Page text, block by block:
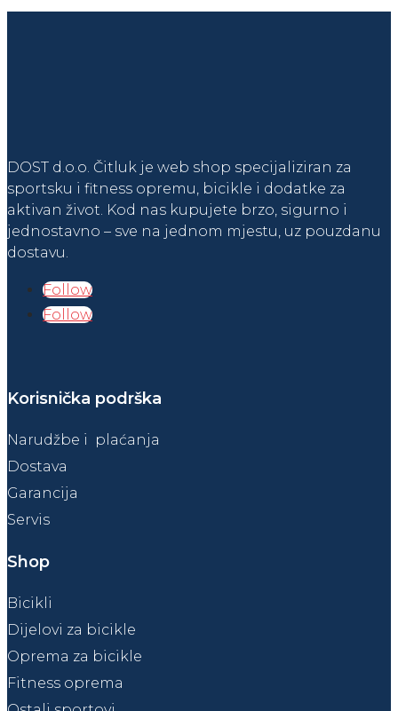
DOST d.o.o. Čitluk je web shop specijaliziran za
sportsku i fitness opremu, bicikle i dodatke za
aktivan život. Kod nas kupujete brzo, sigurno i
jednostavno – sve na jednom mjestu, uz pouzdanu
dostavu.
Follow
Follow
Korisnička podrška
Narudžbe i plaćanja
Dostava
Garancija
Servis
Shop
Bicikli
Dijelovi za bicikle
Oprema za bicikle
Fitness oprema